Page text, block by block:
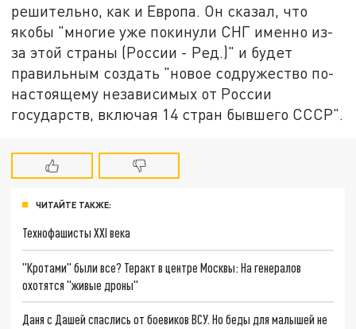
решительно, как и Европа. Он сказал, что
якобы "многие уже покинули СНГ именно из-
за этой страны (России - Ред.)" и будет
правильным создать "новое содружество по-
настоящему независимых от России
государств, включая 14 стран бывшего СССР".
ЧИТАЙТЕ ТАКЖЕ:
Технофашисты XXI века
"Кротами" были все? Теракт в центре Москвы: На генералов
охотятся "живые дроны"
Даня с Дашей спаслись от боевиков ВСУ. Но беды для малышей не